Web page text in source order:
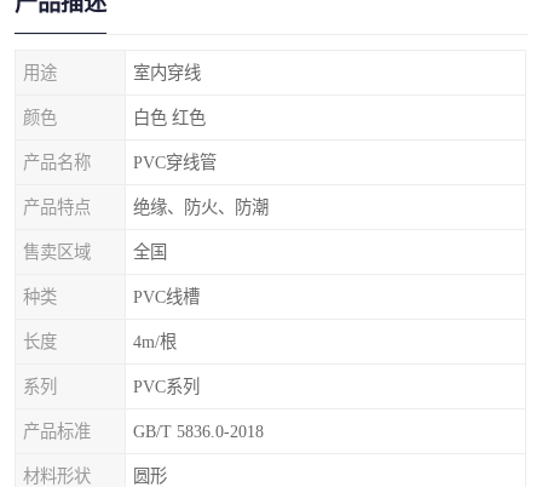
用途 室内穿线
颜色 白色 红色
产品名称 PVC穿线管
产品特点 绝缘、防火、防潮
售卖区域 全国
种类 PVC线槽
长度 4m/根
系列 PVC系列
产品标准 GB/T 5836.0-2018
材料形状 圆形